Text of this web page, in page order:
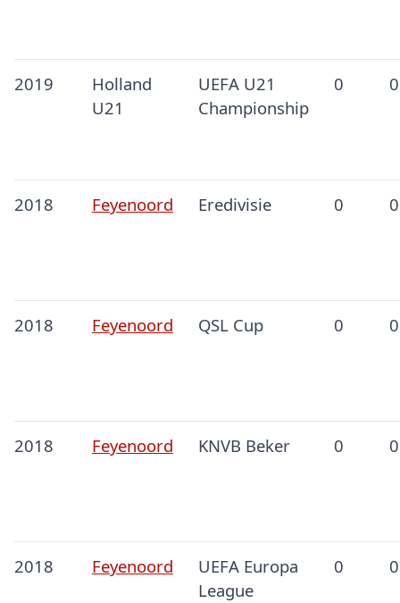
2019
Holland
U21
UEFA U21
Championship
0 0
2018 Feyenoord Eredivisie 0 0
2018 Feyenoord QSL Cup 0 0
2018 Feyenoord KNVB Beker 0 0
2018 Feyenoord
UEFA Europa
League
0 0